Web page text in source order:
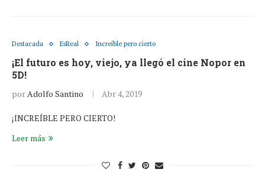
Destacada EsReal Increíble pero cierto
¡El futuro es hoy, viejo, ya llegó el cine Nopor en
5D!
porAdolfo Santino Abr 4, 2019
¡INCREÍBLE PERO CIERTO!
Leer más